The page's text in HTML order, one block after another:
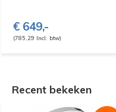
€ 649,-
(785,29 Incl. btw)
Recent bekeken